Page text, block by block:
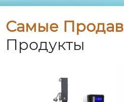
Самые
Продукты